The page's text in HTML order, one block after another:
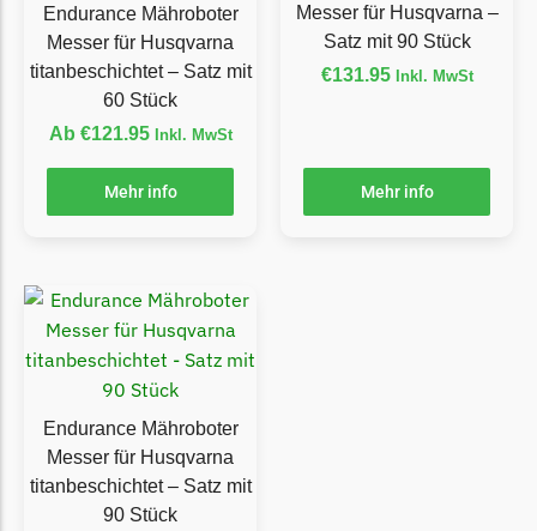
Yardforce
Yardforce Messer
Begrenzungsdraht
Zoef Robot
Zoef Robot Messer
Begrenzungsdraht
Endurance Mähroboter
Messer für Husqvarna
titanbeschichtet – Satz mit
60 Stück
Ab €121.95 Inkl. MwSt
Mehr info
Messer für Husqvarna –
Satz mit 90 Stück
€131.95 Inkl. MwSt
Mehr info
Endurance Mähroboter
Messer für Husqvarna
titanbeschichtet – Satz mit
90 Stück